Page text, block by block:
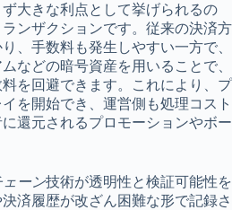
大きな利点として挙げられるの
ンザクションです。従来の決済方
、手数料も発生しやすい一方で、
などの暗号資産を用いることで、
を回避できます。これにより、プ
を開始でき、運営側も処理コスト
還元されるプロモーションやボー
ェーン技術が透明性と検証可能性を
済履歴が改ざん困難な形で記録さ